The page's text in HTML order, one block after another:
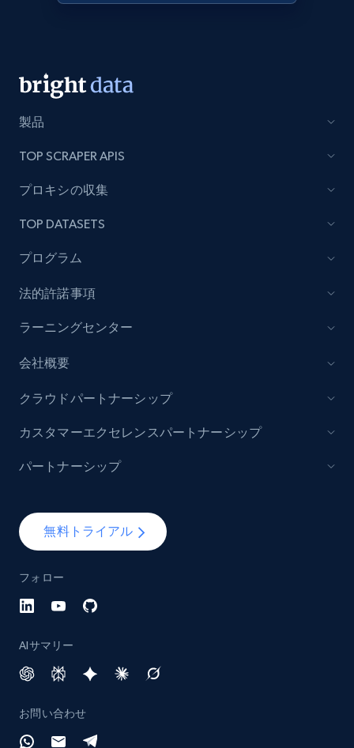
1.1K+ 149+ 今すぐ始める
Lazada - Products
price, Currency, Stock, and more.
keyword
URL, Title, Rating, Reviews, Initial price, Final
Lazada - Products - Discover products by
URL, Title, Rating, Reviews, Initial price, Final
992+ 165+
Lazada - Products - Discover products by
URL, Title, Rating, Reviews, Initial price, Final
price, Currency, Stock, and more.
992+
製品
TOP SCRAPER APIS
プロキシの収集
TOP DATASETS
プログラム
法的許諾事項
ラーニングセンター
会社概要
無料トライアル
フォロー
AIサマリー
お問い合わせ
クラウドパートナーシップ
カスタマーエクセレンスパートナーシップ
パートナーシップ